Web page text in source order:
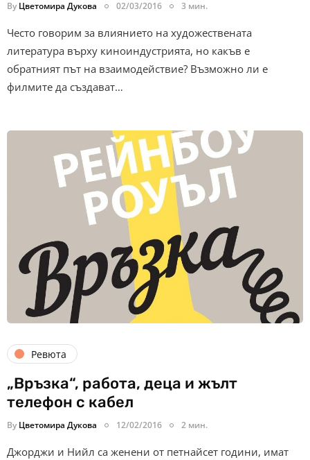
By Цветомира Дукова 02/03/2016 3 мин.
Често говорим за влиянието на художествената
литература върху киноиндустрията, но какъв е
обратният път на взаимодействие? Възможно ли е
филмите да създават…
Ревюта
„Връзка“, работа, деца и жълт
телефон с кабел
By Цветомира Дукова 12/02/2016 2 мин.
Джорджи и Нийл са женени от петнайсет години, имат